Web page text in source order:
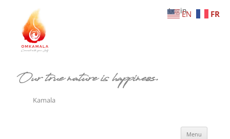
Login
Our true nature is happiness.
Kamala
Menu
EN FR